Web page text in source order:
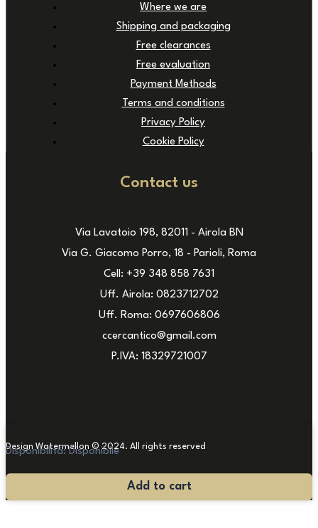
Where we are
Shipping and packaging
Free clearances
Free evaluation
Payment Methods
Terms and conditions
Privacy Policy
Cookie Policy
Contact us
Via Lavatoio 198, 82011 - Airola BN
Via G. Giacomo Porro, 18 - Parioli, Roma
Cell: +39 348 858 7631
Uff. Airola: 0823712702
Uff. Roma: 0697606806
ccercantico@gmail.com
P.IVA: 18329721007
Design Watermellon © 2024. All rights reserved
Disponibilità: Disponibile
Credenza
Add to cart